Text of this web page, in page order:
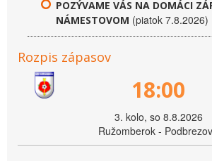
POZÝVAME VÁS NA DOMÁCI
NÁMESTOVOM (piatok 7.8.2026)
Rozpis zápasov
18:00
3. kolo, so 8.8.2026
Ružomberok -